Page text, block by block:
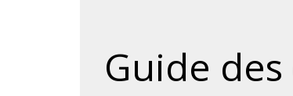
Guide